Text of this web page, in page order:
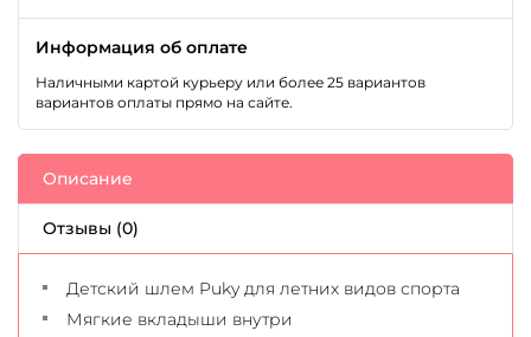
Информация об оплате
Наличными картой курьеру или более 25 вариантов
вариантов оплаты прямо на сайте.
Описание
Отзывы (0)
Детский шлем Puky для летних видов спорта
Мягкие вкладыши внутри